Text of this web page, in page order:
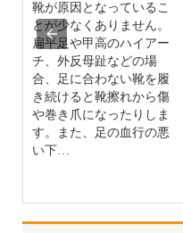
靴が原因となっているこ
とが少なくありません。
扁平足や甲高のハイアー
チ、外反母趾などの場
合、足に合わない靴を履
き続けると靴擦れから傷
や巻き爪になったりしま
す。また、足の血行の悪
い下…